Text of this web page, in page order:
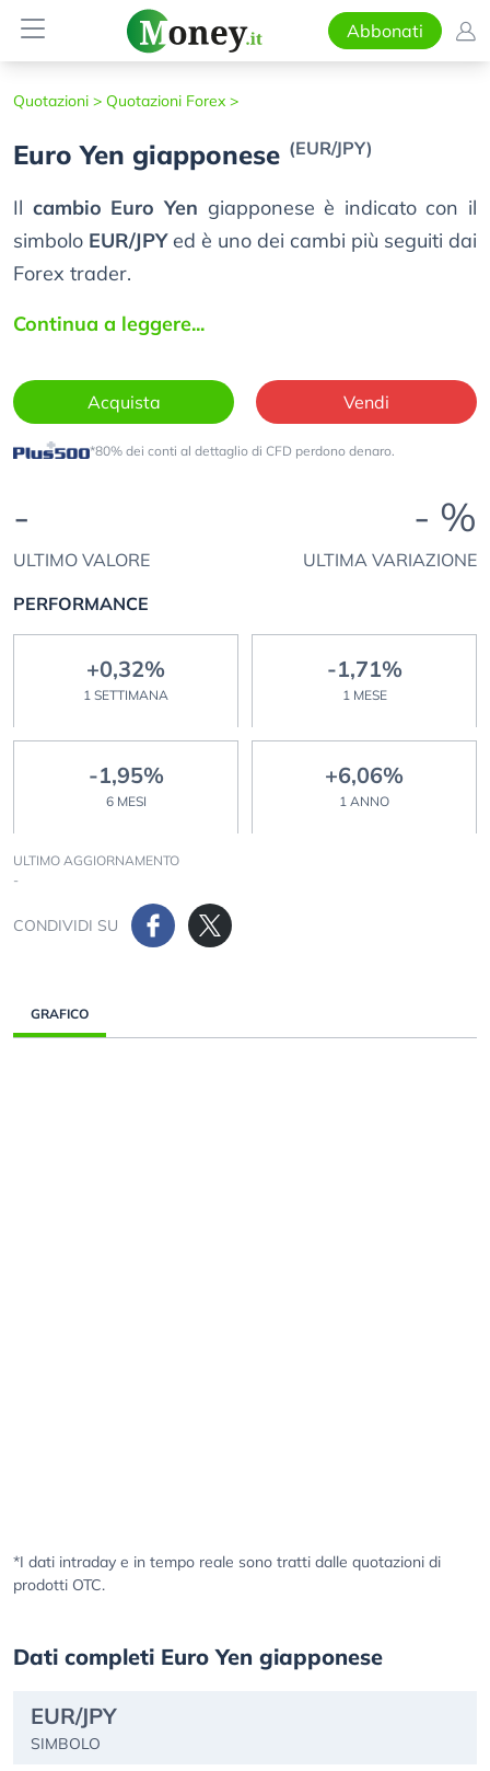
Abbonati
Quotazioni > Quotazioni Forex >
Euro Yen giapponese (EUR/JPY)
Il cambio Euro Yen giapponese è indicato con il
simbolo EUR/JPYed è uno dei cambi più seguiti dai
Forex trader.
Continua a leggere...
Acquista Vendi
*80% dei conti al dettaglio di CFD perdono denaro.
-
ULTIMO VALORE
- %
ULTIMA VARIAZIONE
PERFORMANCE
+0,32%
1 SETTIMANA
-1,71%
1 MESE
-1,95%
6 MESI
+6,06%
1 ANNO
ULTIMO AGGIORNAMENTO
-
CONDIVIDI SU
GRAFICO
*I dati intraday e in tempo reale sono tratti dalle quotazioni di
prodotti OTC.
Dati completi Euro Yen giapponese
EUR/JPY
SIMBOLO